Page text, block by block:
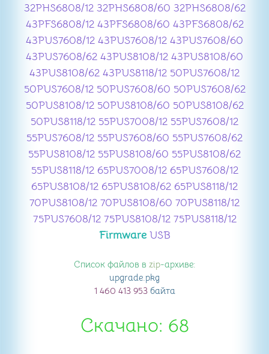
32PHS6808/12 32PHS6808/60 32PHS6808/62
43PFS6808/12 43PFS6808/60 43PFS6808/62
43PUS7608/12 43PUS7608/12 43PUS7608/60
43PUS7608/62 43PUS8108/12 43PUS8108/60
43PUS8108/62 43PUS8118/12 50PUS7608/12
50PUS7608/12 50PUS7608/60 50PUS7608/62
50PUS8108/12 50PUS8108/60 50PUS8108/62
50PUS8118/12 55PUS7008/12 55PUS7608/12
55PUS7608/12 55PUS7608/60 55PUS7608/62
55PUS8108/12 55PUS8108/60 55PUS8108/62
55PUS8118/12 65PUS7008/12 65PUS7608/12
65PUS8108/12 65PUS8108/62 65PUS8118/12
70PUS8108/12 70PUS8108/60 70PUS8118/12
75PUS7608/12 75PUS8108/12 75PUS8118/12
FirmwareUSB
Список файлов в zip-архиве:
upgrade .pkg
1 460 413 953байта
Скачано: 68